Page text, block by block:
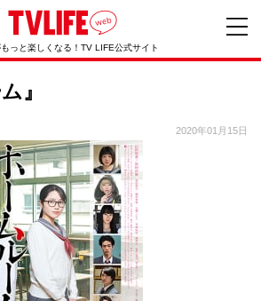
っと楽しくなる！TV LIFE公式サイト
』
2020年01月15日